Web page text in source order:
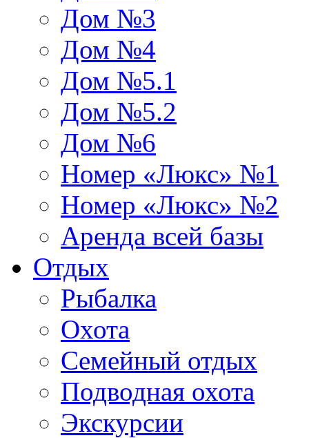
Дом №3
Дом №4
Дом №5.1
Дом №5.2
Дом №6
Номер «Люкс» №1
Номер «Люкс» №2
Аренда всей базы
Отдых
Рыбалка
Охота
Семейный отдых
Подводная охота
Экскурсии